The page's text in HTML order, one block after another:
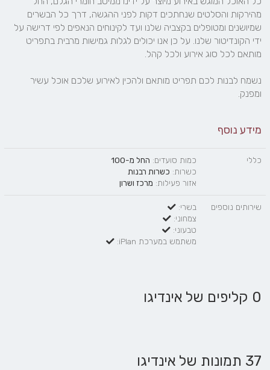
ומפנק.
מידע נוסף
כללי כמות סועדים: החל מ-100
כשרות: כשרות רבנות
אזור פעילות: מרכז ושרון
שירותים נוספים
בשרי:
צמחוני:
טבעוני:
משתמש במערכת iPlan:
0 קליפים של אינדיגו
37 תמונות של אינדיגו